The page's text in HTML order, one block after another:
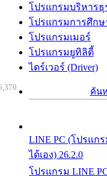
โปรแกรมบริหารธุ
โปรแกรมการศึกษ
โปรแกรมเมอร์
โปรแกรมยูทิลิตี้
ไดร์เวอร์ (Driver)
ค้น
LINE PC (โปรแก
ได้เอง) 26.2.0
โปรแกรม LINE